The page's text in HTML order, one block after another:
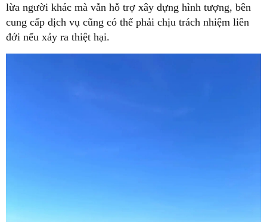
lừa người khác mà vẫn hỗ trợ xây dựng hình tượng, bên
cung cấp dịch vụ cũng có thể phải chịu trách nhiệm liên
đới nếu xảy ra thiệt hại.